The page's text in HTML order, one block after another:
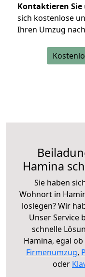
Kontaktieren
sich kostenlose
Ihren Umzug
Hamina
Sie haben
Wohnort in
loslegen? Wir
Unser Service
schnelle
Hamina, egal
Firmenumzug,
oder